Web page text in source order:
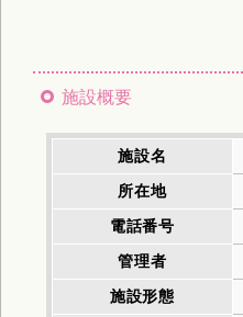
施設概要
施設名
所在地
電話番号
管理者
施設形態